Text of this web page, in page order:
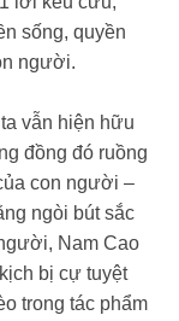
sống, quyền
người.
vẫn hiện hữu
đồng đó ruồng
con người –
ngòi bút sắc
Nam Cao
bị cự tuyệt
trong tác phẩm